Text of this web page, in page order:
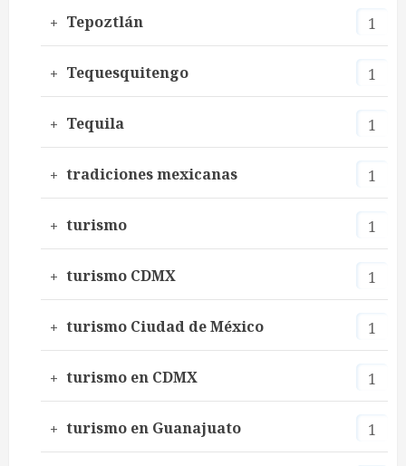
Tepoztlán 1
Tequesquitengo 1
Tequila 1
tradiciones mexicanas 1
turismo 1
turismo CDMX 1
turismo Ciudad de México 1
turismo en CDMX 1
turismo en Guanajuato 1